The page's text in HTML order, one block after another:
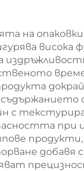
на
висока
с
при
продукти,
добавя